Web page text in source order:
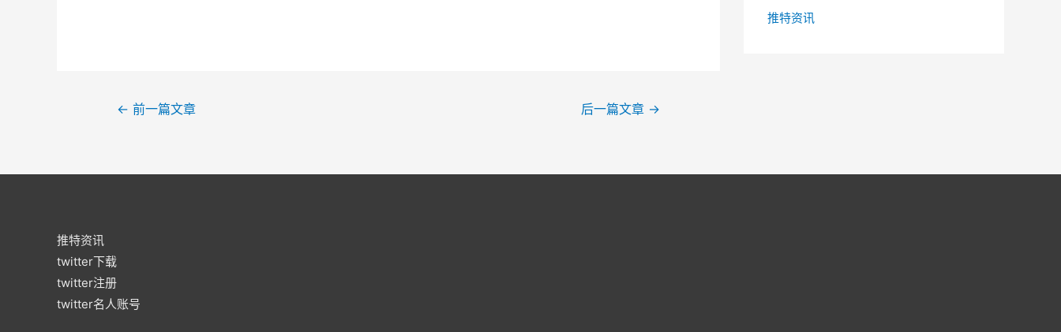
文
导
← 前一篇文章 后一篇文章 →
推特资讯
推特资讯
twitter下载
twitter注册
twitter名人账号